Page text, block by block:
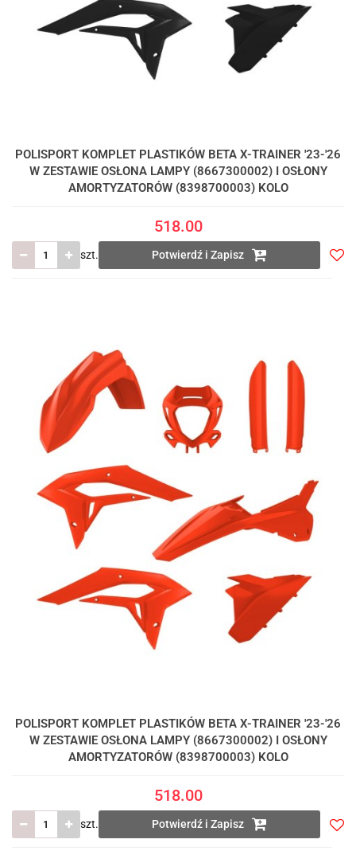
POLISPORT KOMPLET PLASTIKÓW BETA X-TRAINER '23-'26
W ZESTAWIE OSŁONA LAMPY (8667300002) I OSŁONY
AMORTYZATORÓW (8398700003) KOLO
518.00
szt. Potwierdź i Zapisz
POLISPORT KOMPLET PLASTIKÓW BETA X-TRAINER '23-'26
W ZESTAWIE OSŁONA LAMPY (8667300002) I OSŁONY
AMORTYZATORÓW (8398700003) KOLO
518.00
szt. Potwierdź i Zapisz